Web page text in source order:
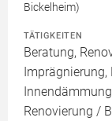
Bickelheim)
TÄTIGKEITEN
Beratung,
Imprägnierung,
Renovierung /